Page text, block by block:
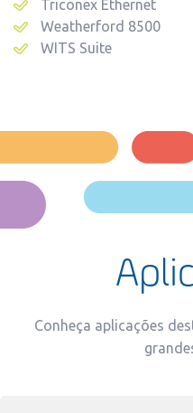
Triconex Ethernet
Weatherford 8500
WITS Suite
Conheça aplicações